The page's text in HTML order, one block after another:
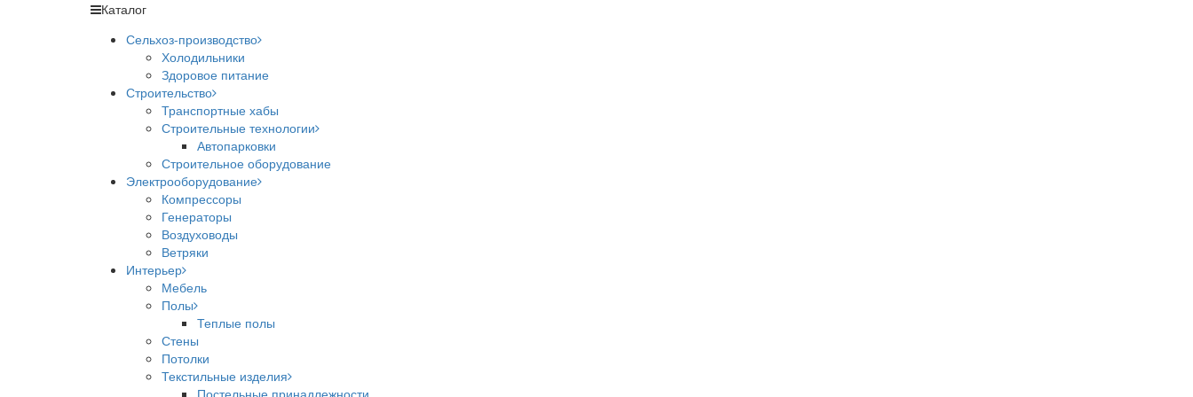
Каталог
Сельхоз-производство
Холодильники
Здоровое питание
Строительство
Транспортные хабы
Строительные технологии
Автопарковки
Строительное оборудование
Электрооборудование
Компрессоры
Генераторы
Воздуховоды
Ветряки
Интерьер
Мебель
Полы
Теплые полы
Стены
Потолки
Текстильные изделия
Постельные принадлежности